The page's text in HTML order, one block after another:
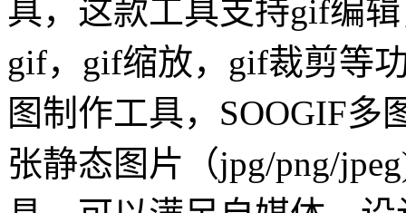
具，这款工具支持gif编
gif，gif缩放，gif裁剪等
图制作工具，SOOGIF
张静态图片（jpg/png/